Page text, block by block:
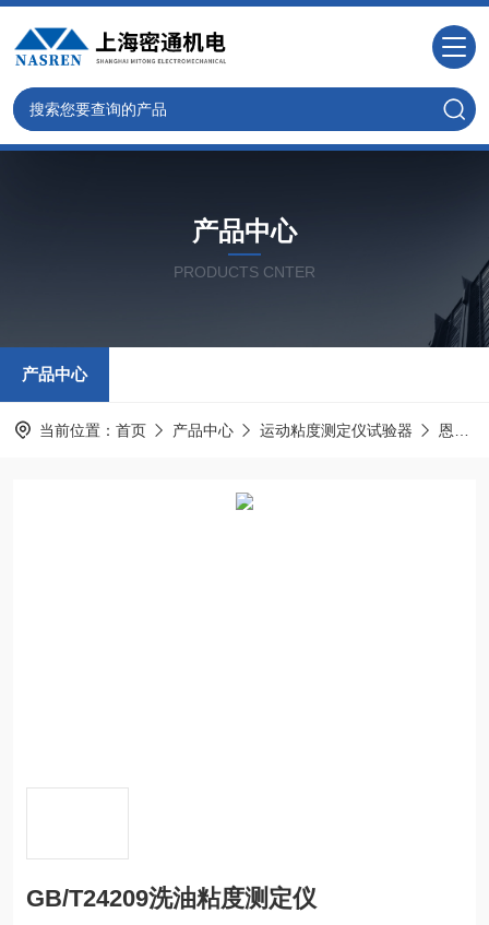
产品中心
PRODUCTS CNTER
产品中心
当前位置： 首页 产品中心 运动粘度测定仪试验器 恩氏粘度计
GB/T24209洗油粘度测定仪